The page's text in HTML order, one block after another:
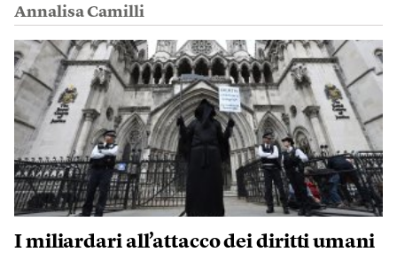
Annalisa Camilli
I miliardari all’attacco dei diritti umani